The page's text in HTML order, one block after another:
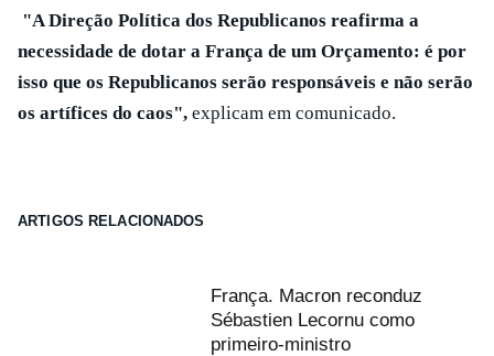
"A Direção Política dos Republicanos reafirma a
necessidade de dotar a França de um Orçamento: é por
isso que os Republicanos serão responsáveis e não serão
os artífices do caos", explicam em comunicado.
ARTIGOS RELACIONADOS
França. Macron reconduz
Sébastien Lecornu como
primeiro-ministro